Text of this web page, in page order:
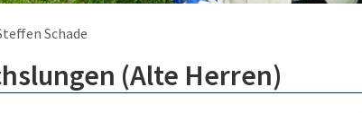
Schade
(Alte Herren)